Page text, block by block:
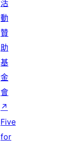
活
動
贊
助
基
金
會
↗
Five
for